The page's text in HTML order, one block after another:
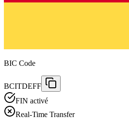
BIC Code
BCITDEFF
FIN activé
Real-Time Transfer